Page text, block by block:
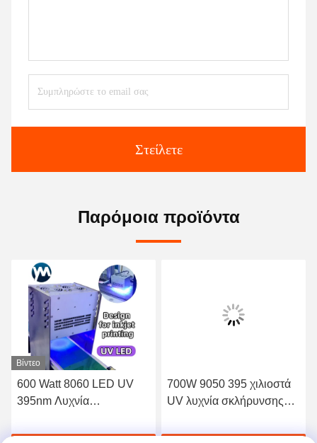
Στείλετε
Παρόμοια προϊόντα
Βίντεο
600 Watt 8060 LED UV
395nm Λυχνία
μεταφορική λυχνία
700W 9050 395 χιλιοστά
UV λυχνία σκλήρυνσης
υπεριώδη ακτινοβολία